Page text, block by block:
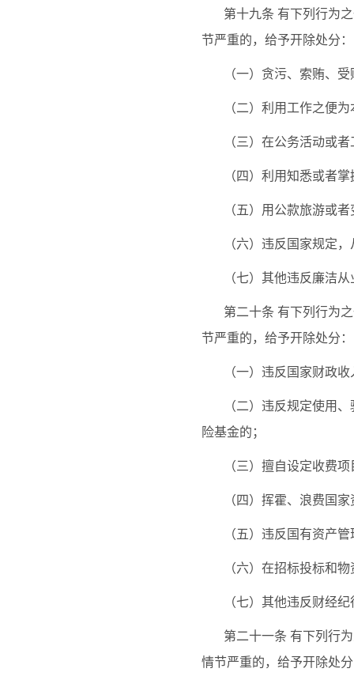
第十九条 有下列行为
节严重的，给予开除处分：
（一）贪污、索贿、
（二）利用工作之便
（三）在公务活动或
（四）利用知悉或者
（五）用公款旅游或
（六）违反国家规定
（七）其他违反廉洁
第二十条 有下列行为
节严重的，给予开除处分：
（一）违反国家财政
（二）违反规定使用
险基金的；
（三）擅自设定收费
（四）挥霍、浪费国
（五）违反国有资产
（六）在招标投标和
（七）其他违反财经
第二十一条 有下列行
情节严重的，给予开除处